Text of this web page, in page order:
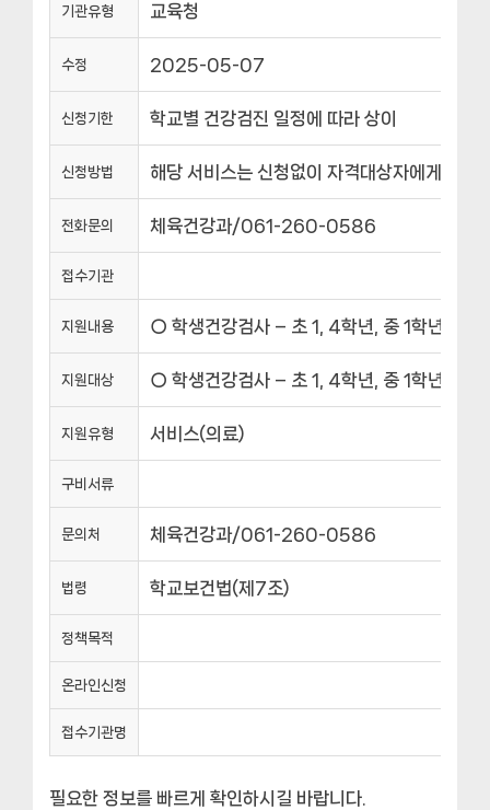
기관유형 교육청
수정 2025-05-07
신청기한 학교별 건강검진 일정에 따라 상이
신청방법 해당 서비스는 신청없이 자격대상자에게 자동
전화문의 체육건강과/061-260-0586
접수기관
지원내용 ○ 학생건강검사 – 초 1, 4학년, 중 1학년, 고1
지원대상 ○ 학생건강검사 – 초 1, 4학년, 중 1학년, 고 1
지원유형 서비스(의료)
구비서류
문의처 체육건강과/061-260-0586
법령 학교보건법(제7조)
정책목적
온라인신청
접수기관명
필요한 정보를 빠르게 확인하시길 바랍니다.